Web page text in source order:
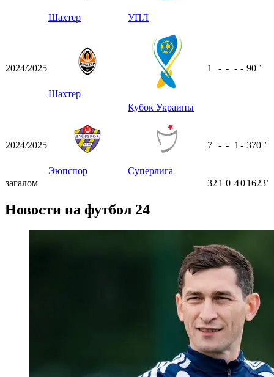
Шахтер УПЛ
2024/2025
Шахтер
Кубок Украины
1 - - - - 90 ʼ
2024/2025
Эюпспор Суперлига
7 - - 1 - 370 ʼ
загалом 32 1 0 401623ʼ
Новости на футбол 24